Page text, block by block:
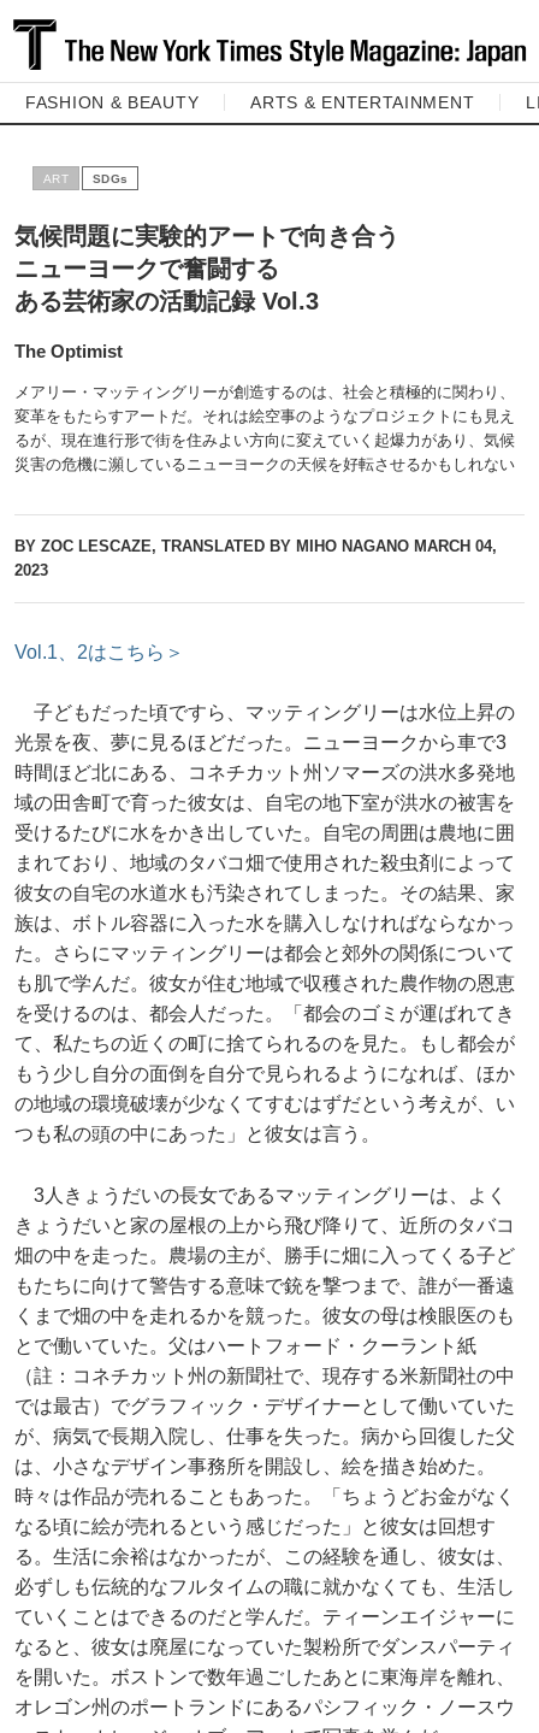
FASHION & BEAUTY ARTS & ENTERTAINMENT
ART SDGs
気候問題に実験的アートで向き合う
ニューヨークで奮闘する
ある芸術家の活動記録 Vol.3
The Optimist
メアリー・マッティングリーが創造するのは、社会と積極的に関わり、
変革をもたらすアートだ。それは絵空事のようなプロジェクトにも見え
るが、現在進行形で街を住みよい方向に変えていく起爆力があり、気候
災害の危機に瀕しているニューヨークの天候を好転させるかもしれない
BY ZOС LESCAZE, TRANSLATED BY MIHO NAGANO MARCH 04,
2023
Vol.1、2はこちら＞
子どもだった頃ですら、マッティングリーは水位上昇の
光景を夜、夢に見るほどだった。ニューヨークから車で3
時間ほど北にある、コネチカット州ソマーズの洪水多発地
域の田舎町で育った彼女は、自宅の地下室が洪水の被害を
受けるたびに水をかき出していた。自宅の周囲は農地に囲
まれており、地域のタバコ畑で使用された殺虫剤によって
彼女の自宅の水道水も汚染されてしまった。その結果、家
族は、ボトル容器に入った水を購入しなければならなかっ
た。さらにマッティングリーは都会と郊外の関係について
も肌で学んだ。彼女が住む地域で収穫された農作物の恩恵
を受けるのは、都会人だった。「都会のゴミが運ばれてき
て、私たちの近くの町に捨てられるのを見た。もし都会が
もう少し自分の面倒を自分で見られるようになれば、ほか
の地域の環境破壊が少なくてすむはずだという考えが、い
つも私の頭の中にあった」と彼女は言う。
3人きょうだいの長女であるマッティングリーは、よく
きょうだいと家の屋根の上から飛び降りて、近所のタバコ
畑の中を走った。農場の主が、勝手に畑に入ってくる子ど
もたちに向けて警告する意味で銃を撃つまで、誰が一番遠
くまで畑の中を走れるかを競った。彼女の母は検眼医のも
とで働いていた。父はハートフォード・クーラント紙
（註：コネチカット州の新聞社で、現存する米新聞社の中
では最古）でグラフィック・デザイナーとして働いていた
が、病気で長期入院し、仕事を失った。病から回復した父
は、小さなデザイン事務所を開設し、絵を描き始めた。
時々は作品が売れることもあった。「ちょうどお金がなく
なる頃に絵が売れるという感じだった」と彼女は回想す
る。生活に余裕はなかったが、この経験を通し、彼女は、
必ずしも伝統的なフルタイムの職に就かなくても、生活し
ていくことはできるのだと学んだ。ティーンエイジャーに
なると、彼女は廃屋になっていた製粉所でダンスパーティ
を開いた。ボストンで数年過ごしたあとに東海岸を離れ、
オレゴン州のポートランドにあるパシフィック・ノースウ